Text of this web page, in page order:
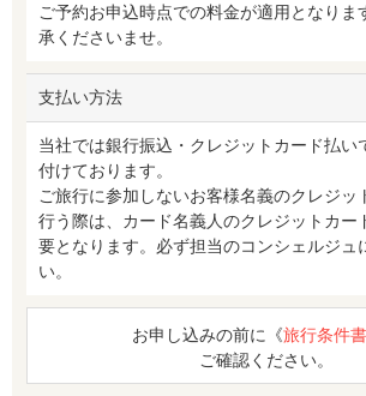
ご予約お申込時点での料金が適用となりま
承くださいませ。
支払い方法
当社では銀行振込・クレジットカード払い
付けております。
ご旅行に参加しないお客様名義のクレジッ
行う際は、カード名義人のクレジットカー
要となります。必ず担当のコンシェルジュ
い。
お申し込みの前に《旅行条件書
ご確認ください。